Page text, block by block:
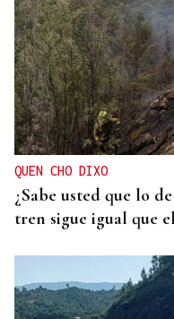
QUEN CHO DIXO
¿Sabe usted que lo
tren sigue igual que